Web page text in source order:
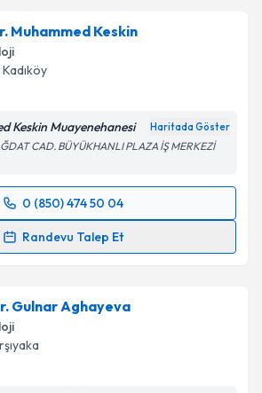
Muhammed Keskin
Kadıköy
Keskin Muayenehanesi Haritada Göster
CAD. BÜYÜKHANLI PLAZA İŞ MERKEZİ
0 (850) 474 50 04
Randevu Talep Et
Talebi
e-posta ile
Gulnar Aghayeva